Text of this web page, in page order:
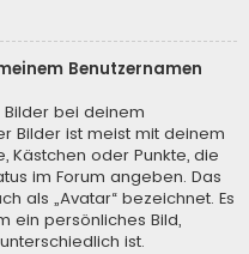
Benutzernamen
bei deinem
Bilder ist meist mit deinem
Kästchen oder Punkte, die
im Forum angeben. Das
als „Avatar“ bezeichnet. Es
ein persönliches Bild,
ist.